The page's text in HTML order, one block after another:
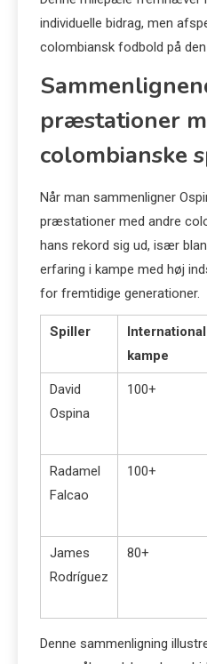
individuelle bidrag, men
colombiansk fodbold på
præstationer
colombianske
Når man sammenligner
præstationer med andre
hans rekord sig ud, især
erfaring i kampe med høj
for fremtidige generationer.
Spiller
kampe
David
Ospina
100+
Radamel
Falcao
100+
James
Rodríguez
80+
Denne sammenligning